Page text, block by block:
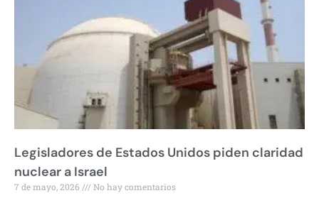
Legisladores de Estados Unidos piden claridad
nuclear a Israel
7 de mayo, 2026 No hay comentarios